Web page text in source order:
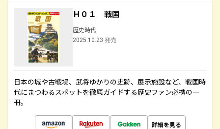
Ｈ０１ 戦国
歴史時代
2025.10.23 発売
日本の城や古戦場、武将ゆかりの史跡、展示施設など、戦国時
代にまつわるスポットを徹底ガイドする歴史ファン必携の一
冊。
詳細を見る